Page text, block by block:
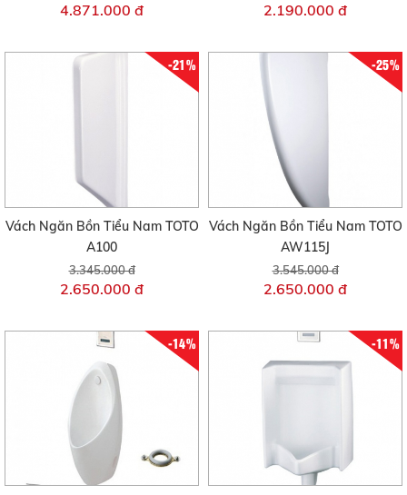
4.871.000 đ 2.190.000 đ
-21%
Vách Ngăn Bồn Tiểu Nam TOTO
A100
3.345.000 đ
2.650.000 đ
-25%
Vách Ngăn Bồn Tiểu Nam TOTO
AW115J
3.545.000 đ
2.650.000 đ
-14% -11%